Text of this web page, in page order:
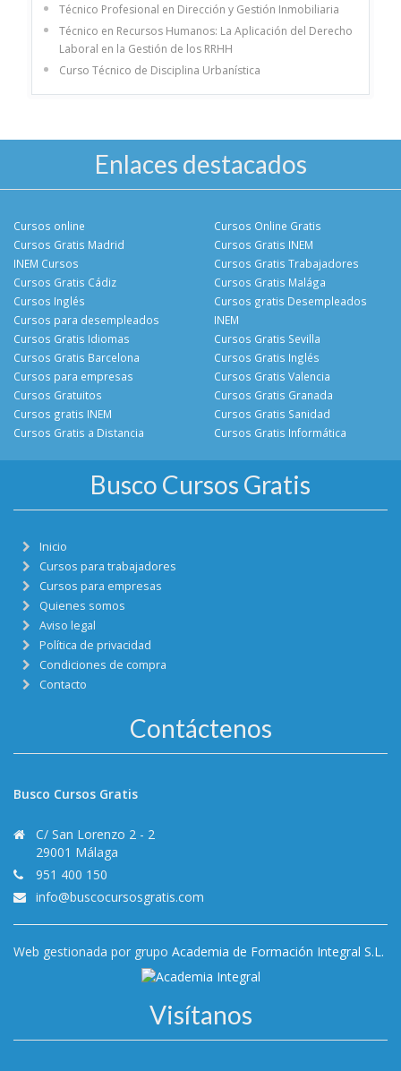
Técnico Profesional en Dirección y Gestión Inmobiliaria
Técnico en Recursos Humanos: La Aplicación del Derecho
Laboral en la Gestión de los RRHH
Curso Técnico de Disciplina Urbanística
Enlaces destacados
Cursos online
Cursos Gratis Madrid
INEM Cursos
Cursos Gratis Cádiz
Cursos Online Gratis
Cursos Gratis INEM
Cursos Gratis Trabajadores
Cursos Gratis Malága
Cursos Inglés
Cursos para desempleados
Cursos Gratis Idiomas
Cursos Gratis Barcelona
Cursos gratis Desempleados
INEM
Cursos Gratis Sevilla
Cursos Gratis Inglés
Cursos para empresas
Cursos Gratuitos
Cursos gratis INEM
Cursos Gratis a Distancia
Cursos Gratis Valencia
Cursos Gratis Granada
Cursos Gratis Sanidad
Cursos Gratis Informática
Busco Cursos Gratis
Inicio
Cursos para trabajadores
Cursos para empresas
Quienes somos
Aviso legal
Política de privacidad
Condiciones de compra
Contacto
Contáctenos
Busco Cursos Gratis
C/ San Lorenzo 2 - 2
29001 Málaga
951 400 150
info@buscocursosgratis.com
Web gestionada por grupo Academia de Formación Integral S.L.
Visítanos